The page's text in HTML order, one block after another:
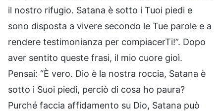
il nostro rifugio. Satana è sotto i Tuoi piedi e
sono disposta a vivere secondo le Tue parole e a
rendere testimonianza per compiacerTi!”. Dopo
aver sentito queste frasi, il mio cuore gioì.
Pensai: “È vero. Dio è la nostra roccia, Satana è
sotto i Suoi piedi, perciò di cosa ho paura?
Purché faccia affidamento su Dio, Satana può